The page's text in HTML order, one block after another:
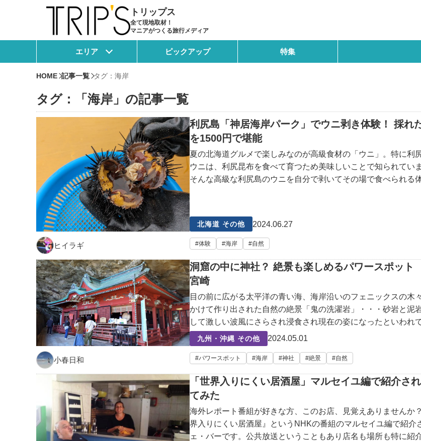
トリップス
全て現地取材！
マニアがつくる旅行メディア
エリア ピックアップ 特集
HOME 記事一覧 タグ：海岸
タグ：「海岸」の記事一覧
利尻島「神居海岸パーク」でウニ剥き体験！ 採れ
を1500円で堪能
夏の北海道グルメで楽しみなのが高級食材の「ウニ」。特に利
ウニは、利尻昆布を食べて育つため美味しいことで知られてい
そんな高級な利尻島のウニを自分で剥いてその場で食べられる
ご紹介！神居海岸パークへ今回の体験は、神居（カムイ）海岸
所で行われます。島の
北海道 その他 2024.06.27
ヒイラギ 体験 海岸 自然
洞窟の中に神社？ 絶景も楽しめるパワースポッ
宮崎
目の前に広がる太平洋の青い海、海岸沿いのフェニックスの木
かけて作り出された自然の絶景「鬼の洗濯岩」・・・砂岩と泥
して激しい波風にさらされ浸食され現在の姿になったといわれ
手を加えていない自然の圧倒的な迫力に言葉も出ないほどです
海岸はそんな絶景が楽
九州・沖縄 その他 2024.05.01
小春日和 パワースポット 海岸 神社 絶景 自然
「世界入りにくい居酒屋」マルセイユ編で紹介さ
てみた
海外レポート番組が好きな方、このお店、見覚えありません
界入りにくい居酒屋』というNHKの番組のマルセイユ編で紹介
ェ・バーです。公共放送ということもあり店名も場所も特に紹